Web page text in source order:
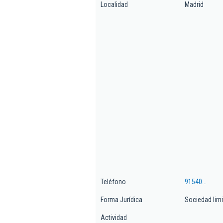
Localidad Madrid
Teléfono 91540...
Forma Jurídica Sociedad
Actividad